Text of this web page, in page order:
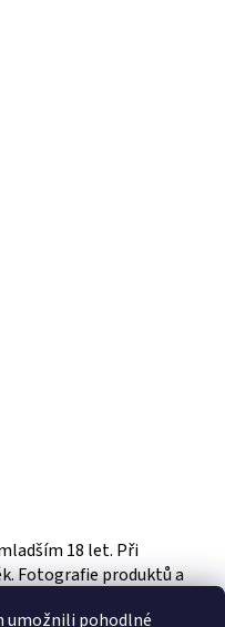
umožnili pohodlné
18 let. Při
Fotografie produktů a